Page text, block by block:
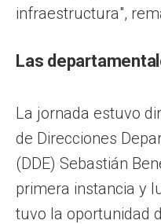
infraestructura",
Las
La jornada estuvo
de Direcciones
(DDE) Sebastián
primera instancia y
tuvo la oportunidad